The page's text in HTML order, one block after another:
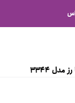
مدل 3344